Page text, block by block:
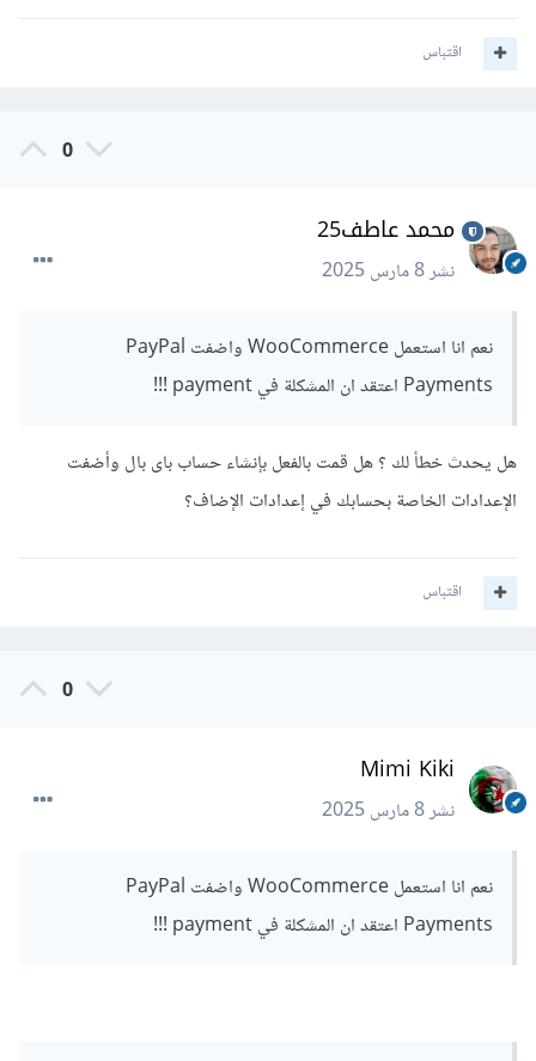
اقتباس
0
محمد عاطف25
نشر8 مارس 2025
نعم انا استعمل WooCommerce واضفت PayPal
Payments اعتقد ان المشكلة في payment !!!
هل يحدث خطأ لك ؟ هل قمت بالفعل بإنشاء حساب باى بال وأضفت
الإعدادات الخاصة بحسابك في إعدادات الإضاف؟
اقتباس
0
Mimi Kiki
نشر8 مارس 2025
نعم انا استعمل WooCommerce واضفت PayPal
Payments اعتقد ان المشكلة في payment !!!